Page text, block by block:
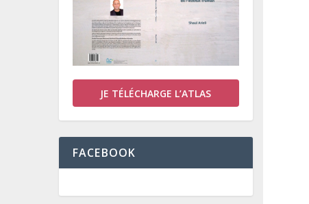
JE TÉLÉCHARGE L’ATLAS
FACEBOOK